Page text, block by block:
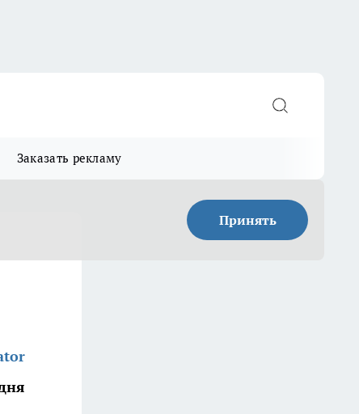
Заказать рекламу
Принять